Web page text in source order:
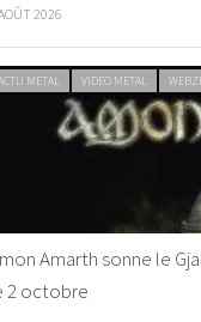
2026
METAL VIDEO METAL
Amarth sonne le
2 octobre